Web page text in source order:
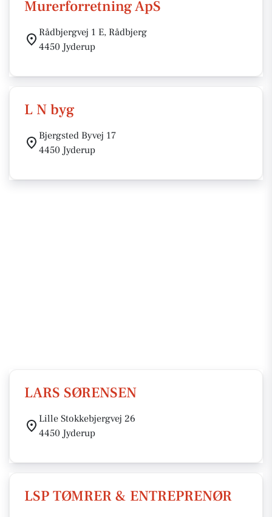
Murerforretning ApS
Rådbjergvej 1 E, Rådbjerg
4450 Jyderup
L N byg
Bjergsted Byvej 17
4450 Jyderup
LARS SØRENSEN
Lille Stokkebjergvej 26
4450 Jyderup
LSP TØMRER & ENTREPRENØR